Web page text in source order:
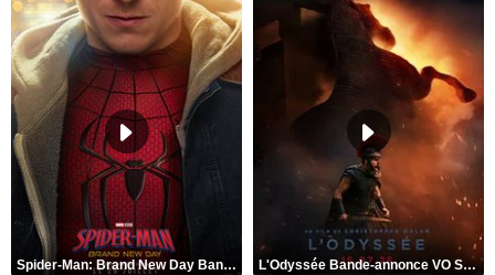
Spider-Man: Brand New Day Bande-annonce VO STFR L'Odyssée Bande-annonce VO STFR